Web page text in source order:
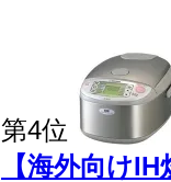
第4位
【海外向け